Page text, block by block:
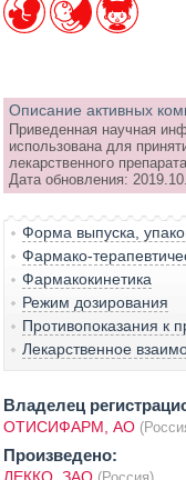
Описание активных
Приведенная научная
использована для
лекарственного
Дата обновления:
Форма выпуска,
Фармако-
Фармакокинетика
Режим дозирования
Противопоказания к
Лекарственное
Владелец
ОТИСИФАРМ, АО
Произведено: